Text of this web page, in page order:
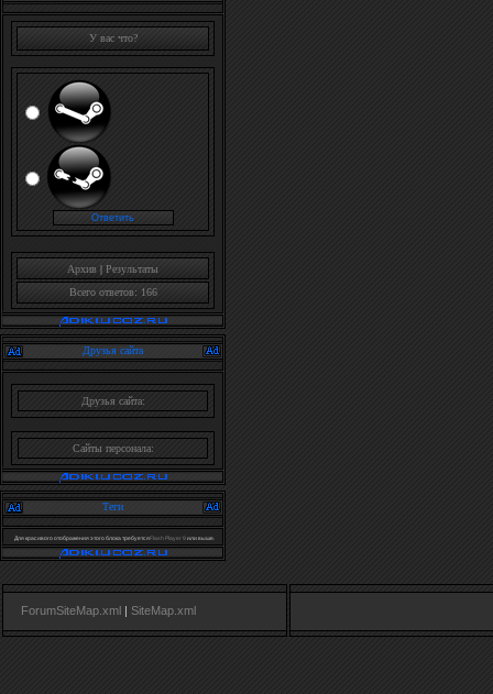
У вас что?
Архив | Результаты
Всего ответов: 166
Друзья сайта
Друзья сайта:
Сайты персонала:
Теги
Для красивого отображения этого блока требуетсяFlash Player 9или выше.
ForumSiteMap.xml | SiteMap.xml